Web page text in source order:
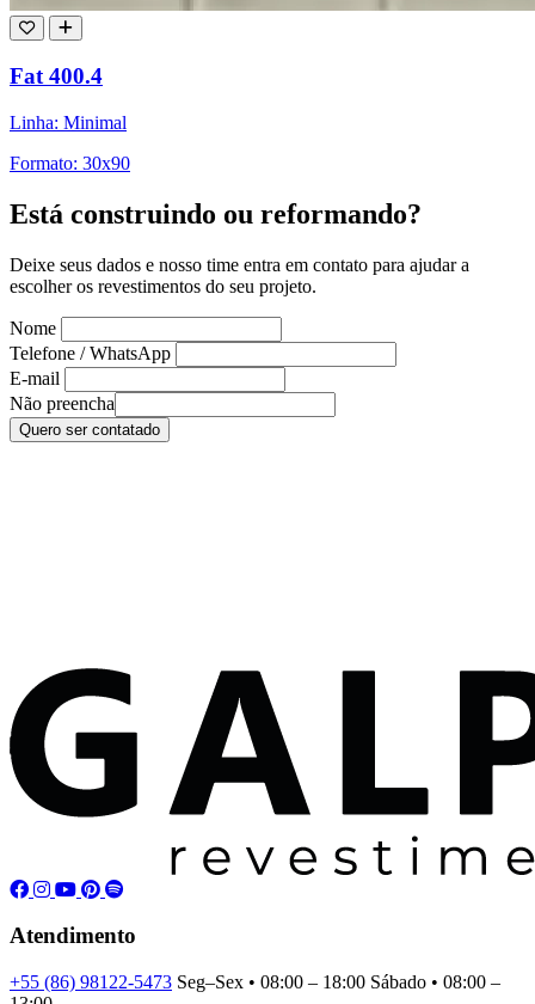
Fat 400.4
Linha: Minimal
Formato: 30x90
Está construindo ou reformando?
Deixe seus dados e nosso time entra em contato para ajudar a
escolher os revestimentos do seu projeto.
Nome
Telefone / WhatsApp
E-mail
Não preencha
Quero ser contatado
Atendimento
+55 (86) 98122-5473 Seg–Sex • 08:00 – 18:00 Sábado • 08:00 –